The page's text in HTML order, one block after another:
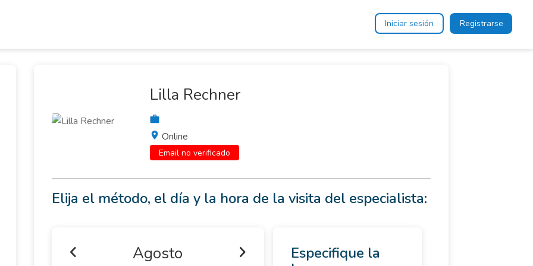
Iniciar sesión Registrarse
Lilla Rechner
Online
Email no verificado
Elija el método, el día y la hora de la visita del especialista:
Agosto
Especifique la